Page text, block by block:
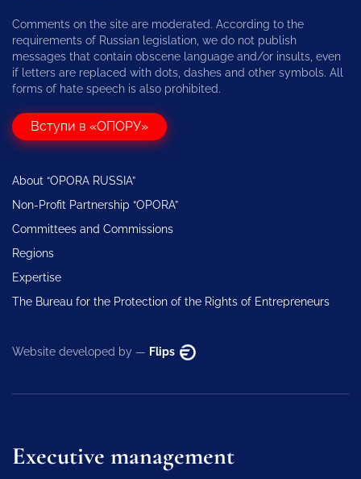
Comments on the site are moderated. According to the
requirements of Russian legislation, we do not publish
messages that contain obscene language and/or insults, even
if letters are replaced with dots, dashes and other symbols. All
forms of hate speech is also prohibited.
Вступи в «ОПОРУ»
About “OPORA RUSSIA”
Non-Profit Partnership “OPORA”
Committees and Commissions
Regions
Expertise
The Bureau for the Protection of the Rights of Entrepreneurs
Website developed by — Flips
Executive management